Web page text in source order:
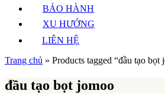
BẢO HÀNH
XU HƯỚNG
LIÊN HỆ
Trang chủ » Products tagged “đầu tạo bọt
đầu tạo bọt jomoo